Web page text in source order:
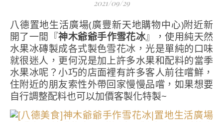
2021/09/29
八德置地生活廣場(廣豐新天地購物中心)附近新
開了一間『神木爺爺手作雪花冰』，使用純天然
水果冰磚製成各式製色雪花冰，光是單純的口味
就很迷人，更何況是加上許多水果和配料的當季
水果冰呢？小巧的店面裡有許多客人前往嚐鮮，
住附近的朋友索性外帶回家慢慢品嚐，如果想要
自行調整配料也可以加價客製化特製~